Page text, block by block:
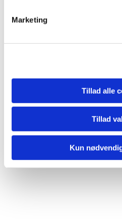
Marketing
Tillad alle
Tillad
Kun
Du vil måske